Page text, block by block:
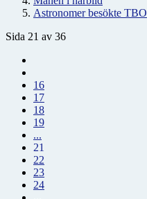
Astronomer besökte TBO
Sida 21 av 36
16
17
18
19
...
21
22
23
24